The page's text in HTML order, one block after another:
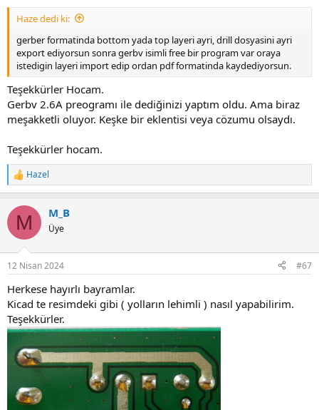
Haze dedi ki:
gerber formatinda bottom yada top layeri ayri, drill dosyasini ayri
export ediyorsun sonra gerbv isimli free bir program var oraya
istedigin layeri import edip ordan pdf formatinda kaydediyorsun.
Teşekkürler Hocam.
Gerbv 2.6A preogramı ile dediğinizi yaptım oldu. Ama biraz
meşakketli oluyor. Keşke bir eklentisi veya cözumu olsaydı.
Teşekkürler hocam.
R
e
c
i
s
Hazel
M M_B
Üye
12 Nisan 2024 #67
Herkese hayırlı bayramlar.
Kicad te resimdeki gibi ( yolların lehimli ) nasıl yapabilirim.
Teşekkürler.